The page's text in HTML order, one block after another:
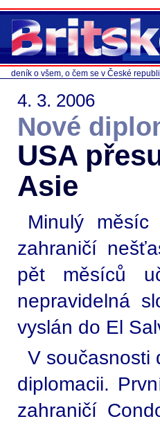
deník o všem, o čem se v České
4. 3. 2006
Nové
USA
Asie
Minulý měsíc
zahraničí
pět měsíců
nepravidelná
vyslán do El
V současnosti
diplomacii.
zahraničí